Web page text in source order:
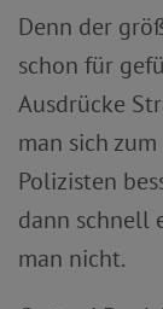
Denn der
schon für
Ausdrücke
man sich
Polizisten
dann schnell
man nicht.